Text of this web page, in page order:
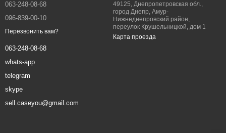
063-248-08-68
096-839-00-10
Перезвонить вам?
063-248-08-68
whats-app
telegram
skype
sell.caseyou@gmail.com
49125, Днепропетровская обл.,
город Днепр, Амур-
Нижнеднепровский район,
переулок Крушельницкой, дом 1
Карта проезда